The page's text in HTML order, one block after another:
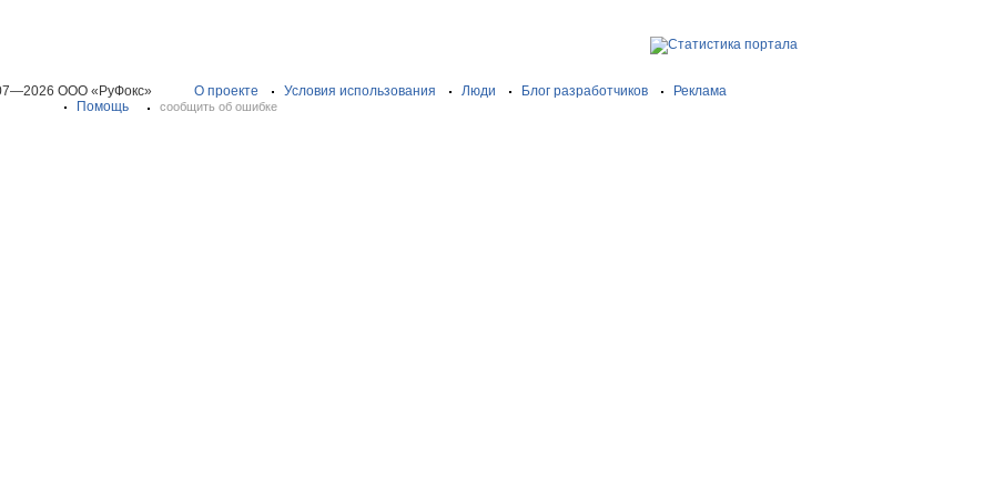
ООО «РуФокс» О проекте Условия использования Люди Блог разработчиков
Реклама
Помощь
сообщить об ошибке